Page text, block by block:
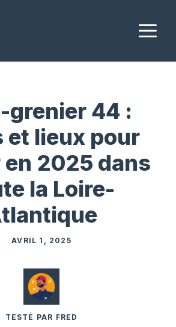
grenier 44 :
et lieux pour
2025 dans
la Loire-
AVRIL 1, 2025
TESTÉ PAR FRED